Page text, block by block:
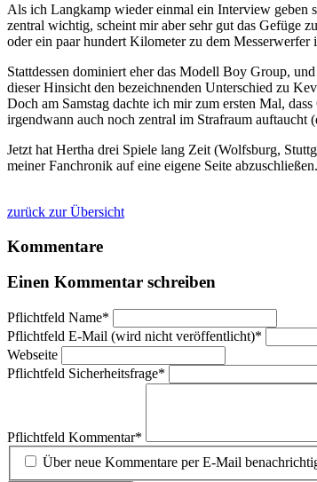
Als ich Langkamp wieder einmal ein Interview geben
zentral wichtig, scheint mir aber sehr gut das Gefüge
oder ein paar hundert Kilometer zu dem Messerwerfer
Stattdessen dominiert eher das Modell Boy Group,
dieser Hinsicht den bezeichnenden Unterschied zu
Doch am Samstag dachte ich mir zum ersten Mal,
irgendwann auch noch zentral im Strafraum auftaucht
Jetzt hat Hertha drei Spiele lang Zeit (Wolfsburg,
meiner Fanchronik auf eine eigene Seite
zurück zur Übersicht
Kommentare
Einen Kommentar schreiben
Pflichtfeld Name*
Pflichtfeld E-Mail (wird nicht veröffentlicht)*
Webseite
Pflichtfeld Sicherheitsfrage*
Pflichtfeld Kommentar*
Über neue Kommentare per E-Mail